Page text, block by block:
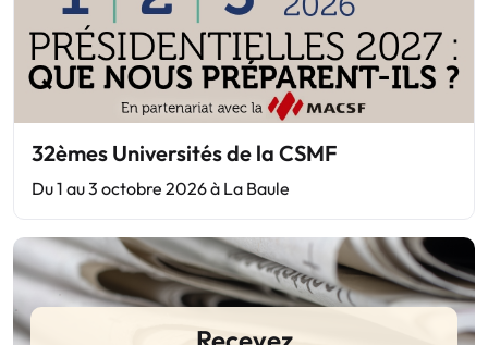
32èmes Universités de la CSMF
Du 1 au 3 octobre 2026 à La Baule